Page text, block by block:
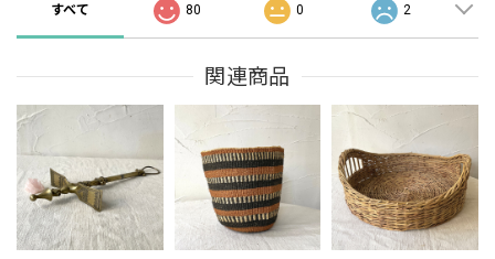
すべて 80 0 2
関連商品